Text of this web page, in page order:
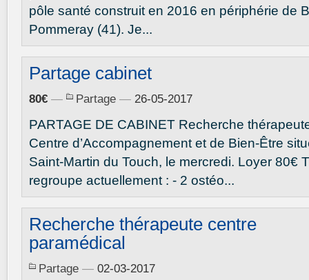
pôle santé construit en 2016 en périphérie de
Pommeray (41). Je...
Partage cabinet
80€ — Partage — 26-05-2017
PARTAGE DE CABINET Recherche
Centre d’Accompagnement et de Bien-Être
Saint-Martin du Touch, le mercredi. Loyer 80€
regroupe actuellement : - 2 ostéo...
Recherche thérapeute centre
paramédical
Partage — 02-03-2017